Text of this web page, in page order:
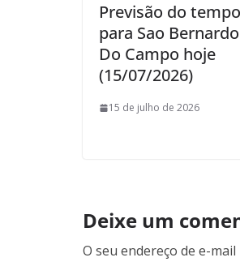
Previsão do tempo
para Sao Bernardo
Do Campo hoje
(15/07/2026)
15 de julho de 2026
Deixe um
O seu endereço de e-